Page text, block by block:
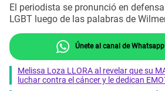
El periodista se pronunció en
LGBT luego de las palabras de
Únete al canal de
Melissa Loza LLORA al revelar que su
luchar contra el cáncer y le dedican